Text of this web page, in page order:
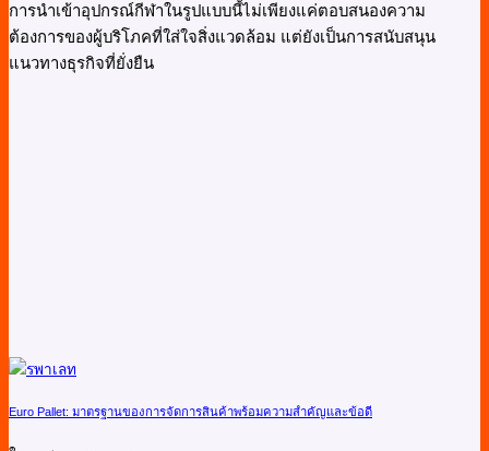
การนำเข้าอุปกรณ์กีฬาในรูปแบบนี้ไม่เพียงแค่ตอบสนองความ
ต้องการของผู้บริโภคที่ใส่ใจสิ่งแวดล้อม แต่ยังเป็นการสนับสนุน
แนวทางธุรกิจที่ยั่งยืน
Euro Pallet: มาตรฐานของการจัดการสินค้าพร้อมความสำคัญและข้อดี